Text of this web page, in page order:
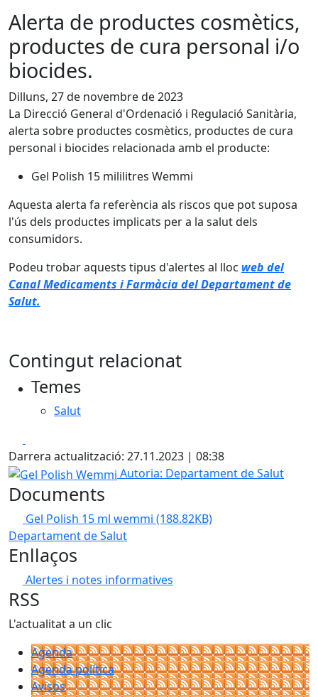
Alerta de productes cosmètics,
productes de cura personal i/o
biocides.
Dilluns, 27 de novembre de 2023
La Direcció General d'Ordenació i Regulació Sanitària,
alerta sobre productes cosmètics, productes de cura
personal i biocides relacionada amb el producte:
Gel Polish 15 mililitres Wemmi
Aquesta alerta fa referència als riscos que pot suposa
l'ús dels productes implicats per a la salut dels
consumidors.
Podeu trobar aquests tipus d'alertes al lloc web del
Canal Medicaments i Farmàcia del Departament de
Salut.
Contingut relacionat
Temes
Salut
Darrera actualització: 27.11.2023 | 08:38
Gel Polish Wemmi
Autoria: Departament de Salut
Documents
Gel Polish 15 ml wemmi (188.82KB)
Departament de Salut
Enllaços
Alertes i notes informatives
RSS
L'actualitat a un clic
Agenda
Agenda política
Avisos